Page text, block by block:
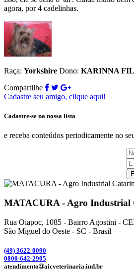
agora, por 4 cadelinhas.
Raça: Yorkshire Dono: KARINNA
Compartilhe
Cadastre seu amigo, clique aqui!
Cadastre-se na nossa lista
e receba conteúdos periodicamente no
MATACURA - Agro Industrial
Rua Oiapoc, 1085 - Bairro Agostini -
São Miguel do Oeste - SC - Brasil
(49) 3622-0090
0800-642-2905
atendimento
aicveterinaria.ind.br